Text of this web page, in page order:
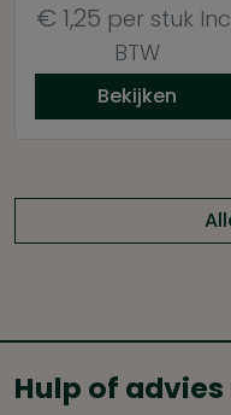
€ 1,25 per stuk
BTW
Bekijken
Hulp of